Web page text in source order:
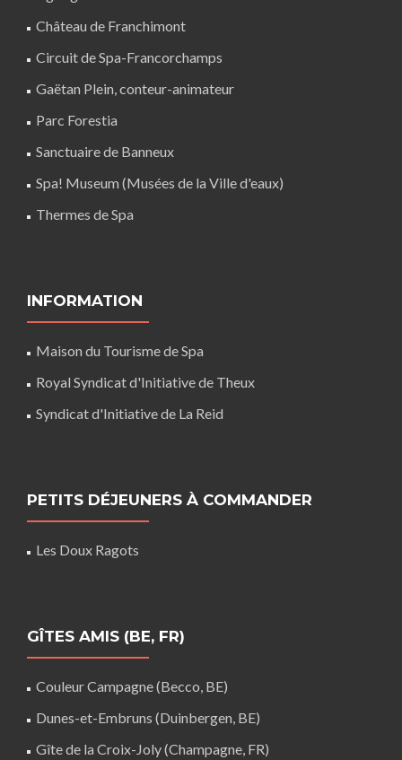
Château de Franchimont
Circuit de Spa-Francorchamps
Gaëtan Plein, conteur-animateur
Parc Forestia
Sanctuaire de Banneux
Spa! Museum (Musées de la Ville d'eaux)
Thermes de Spa
INFORMATION
Maison du Tourisme de Spa
Royal Syndicat d'Initiative de Theux
Syndicat d'Initiative de La Reid
PETITS DÉJEUNERS À COMMANDER
Les Doux Ragots
GÎTES AMIS (BE, FR)
Couleur Campagne (Becco, BE)
Dunes-et-Embruns (Duinbergen, BE)
Gîte de la Croix-Joly (Champagne, FR)